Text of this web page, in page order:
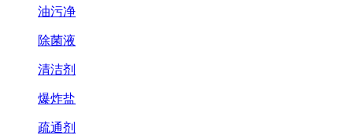
油污净
除菌液
清洁剂
爆炸盐
疏通剂